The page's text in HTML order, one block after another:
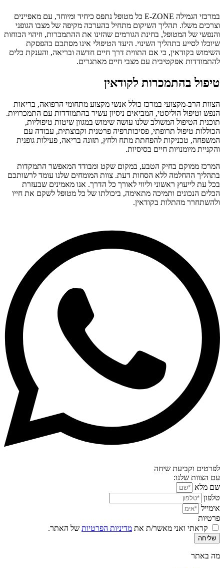
במרכזי הגמילה E-ZONE כל מטופל נתפס כיחיד ומיוחד, עם מאפיינים
וצרכים משלו. תהליך השיקום מתחיל בהערכה מקיפה של מצבו הגופני
והנפשי של המטופל, בחינת הגורמים שהזינו את ההתמכרות, וזיהוי הכוחות
שיוכלו לסייע בתהליך השינוי. היעד הטיפולי אינו מסתכם בהפסקת
השימוש בקודאין, כי אם התווית דרך חיים חדשה ובריאה, והענקת כלים
להתמודדות אפקטיבית עם מצבי חיים מאתגרים.
טיפול בהתמכרות לקודאין
הצוות הרב-מקצועי במרכז כולל אנשי מקצוע מתחומי הרפואה, בריאות
הנפש וטיפול הוליסטי, המביאים ניסיון עשיר בהתמודדות עם התמכרויות.
תוכנית הטיפול המשולב שלנו עושה שימוש במגוון שיטות טיפוליות,
הכוללות טיפול תרופתי, פסיכותרפיה פרטנית וקבוצתית, עבודה עם
המשפחה, טכניקות להפחתת מתח ולחץ, תזונה בריאה, פעילות גופנית
והקניית מיומנויות חיים בסיסיות.
המרכז ממוקם בחיק הטבע, במקום שקט ומבודד המאפשר התמקדות
בתהליך ההחלמה ללא הסחות דעת. צוות המומחים שלנו עומד לרשותכם
בכל עת לייעוץ ראשוני וליווי לאורך כל הדרך. אנו מאמינים שבעזרת
הכלים הנכונים ותמיכה מתאימה, ביכולתו של כל מטופל לשקם את חייו
ולהשתחרר מהתלות בקודאין.
לפרטים וקביעת שיחה
עם הצוות שלנו:
שם מלא
טלפון
אימייל
פרטיות
קראתי ואני מאשר/ת את מדיניות הפרטיות של האתר.
שליחה
מה באתר